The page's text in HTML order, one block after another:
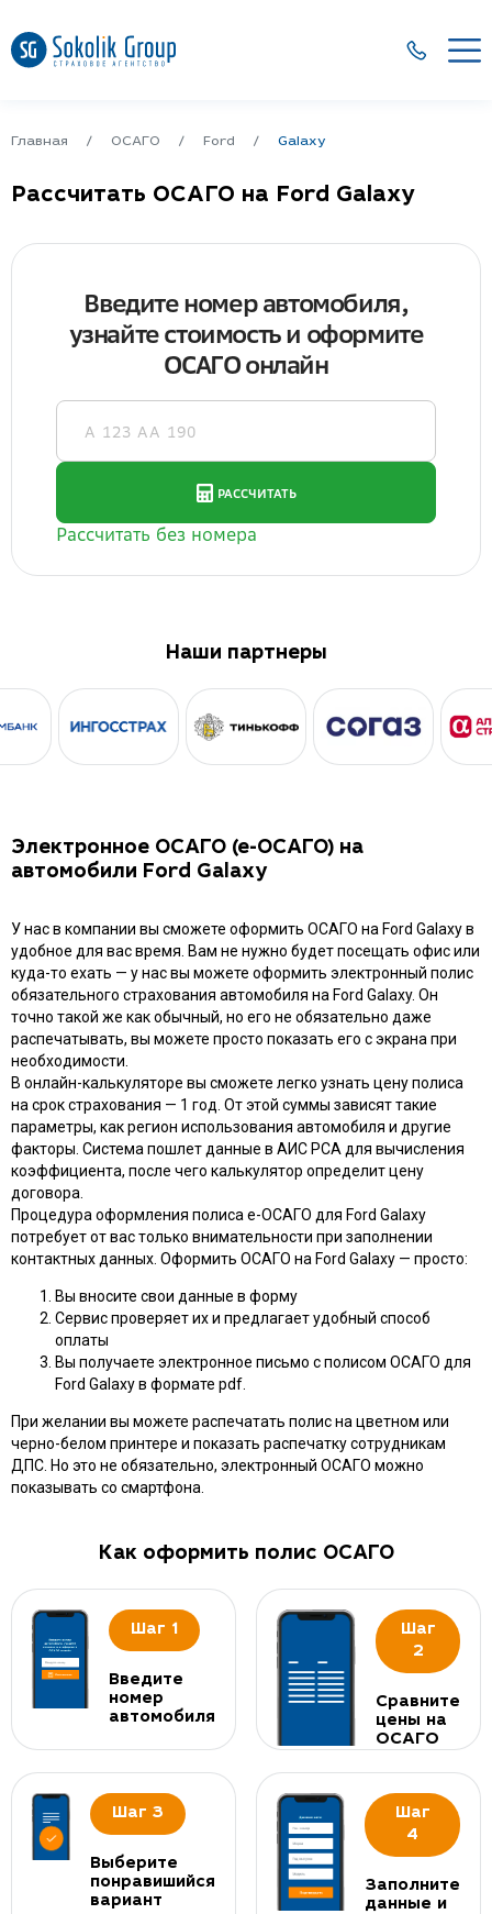
Главная ОСАГО Ford Galaxy
Рассчитать ОСАГО на Ford Galaxy
Наши партнеры
Электронное ОСАГО (е-ОСАГО) на
автомобили Ford Galaxy
У нас в компании вы сможете оформить ОСАГО на Ford Galaxy в
удобное для вас время. Вам не нужно будет посещать офис или
куда-то ехать — у нас вы можете оформить электронный полис
обязательного страхования автомобиля на Ford Galaxy. Он
точно такой же как обычный, но его не обязательно даже
распечатывать, вы можете просто показать его с экрана при
необходимости.
В онлайн-калькуляторе вы сможете легко узнать цену полиса
на срок страхования — 1 год. От этой суммы зависят такие
параметры, как регион использования автомобиля и другие
факторы. Система пошлет данные в АИС РСА для вычисления
коэффициента, после чего калькулятор определит цену
договора.
Процедура оформления полиса e-ОСАГО для Ford Galaxy
потребует от вас только внимательности при заполнении
контактных данных. Оформить ОСАГО на Ford Galaxy — просто:
Вы вносите свои данные в форму
Сервис проверяет их и предлагает удобный способ
оплаты
Вы получаете электронное письмо с полисом ОСАГО для
Ford Galaxy в формате pdf.
При желании вы можете распечатать полис на цветном или
черно-белом принтере и показать распечатку сотрудникам
ДПС. Но это не обязательно, электронный ОСАГО можно
показывать со смартфона.
Как оформить полис ОСАГО
Шаг 1
Введите
номер
автомобиля
Шаг
2
Сравните
цены на
ОСАГО
Шаг 3
Выберите
понравишийся
вариант
Шаг
4
Заполните
данные и